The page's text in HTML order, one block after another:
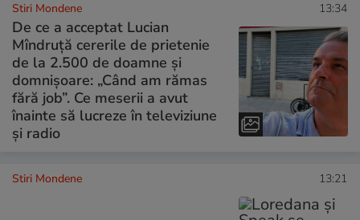
Stiri Mondene 13:34
De ce a acceptat Lucian
Mîndruță cererile de prietenie
de la 2.500 de doamne și
domnișoare: „Când am rămas
fără job”. Ce meserii a avut
înainte să lucreze în televiziune
și radio
Stiri Mondene 13:21